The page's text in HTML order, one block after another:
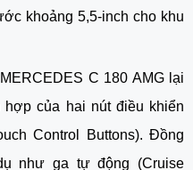
khoảng 5,5-inch cho khu
C 180 AMG lại
của hai nút điều khiển
Control Buttons). Đồng
như ga tự động (Cruise